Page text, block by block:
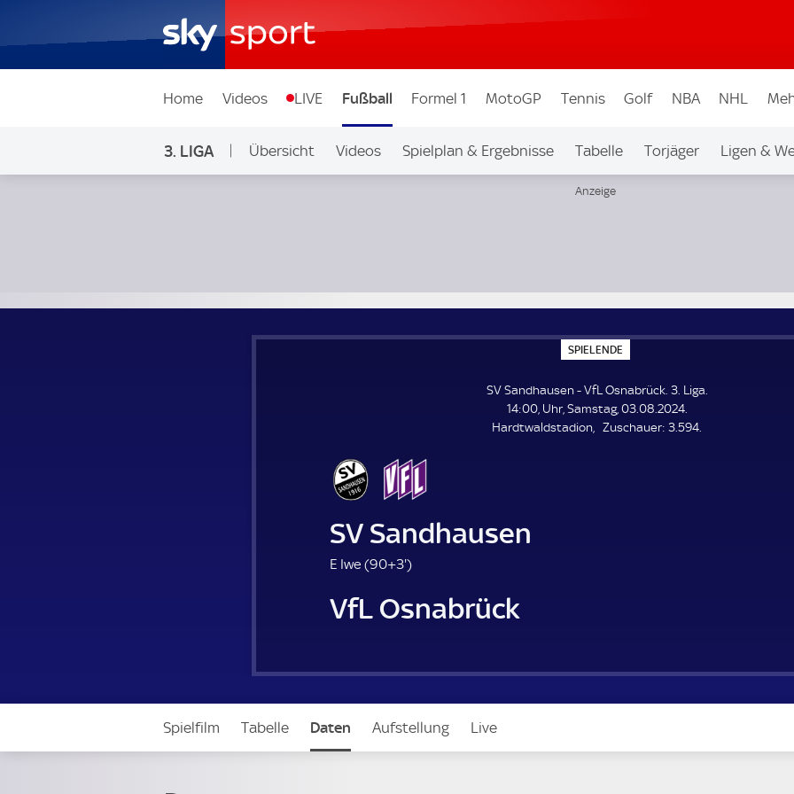
Home Videos LIVE Fußball Formel 1 MotoGP Tennis Golf NBA NHL
3. LIGA Übersicht Videos Spielplan & Ergebnisse Tabelle Torjäger Ligen &
SPIELENDE
P
E
L
E
N
SV Sandhausen - VfL Osnabrück. 3. Liga.
14:00, Uhr, Samstag, 03.08.2024.
Hardtwaldstadion
Zuschauer: Z
3.594.
SV Sandhausen
E Iwe (90+3'9
.
m
u
)
VfL Osnabrück
Spielfilm Tabelle Daten Aufstellung Live